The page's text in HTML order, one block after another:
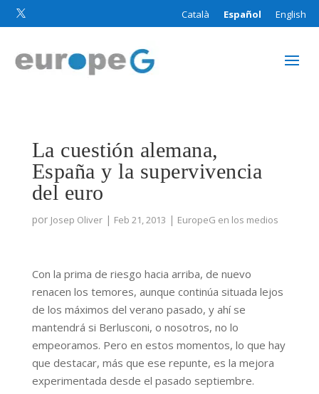
 Català Español English
La cuestión alemana,
España y la supervivencia
del euro
por Josep Oliver| Feb 21, 2013 | EuropeG en los medios
Con la prima de riesgo hacia arriba, de nuevo
renacen los temores, aunque continúa situada lejos
de los máximos del verano pasado, y ahí se
mantendrá si Berlusconi, o nosotros, no lo
empeoramos. Pero en estos momentos, lo que hay
que destacar, más que ese repunte, es la mejora
experimentada desde el pasado septiembre.